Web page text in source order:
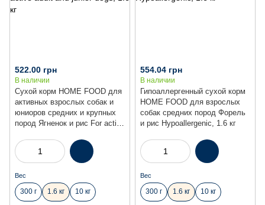
Сухой корм HOME FOOD для
активных взрослых собак и
юниоров средних и крупных
пород Ягненок и рис For active
522.00 грн
В наличии
Вес
300 г 1.6 кг 10 кг
Гипоаллергенный сухой корм
HOME FOOD для взрослых
собак средних пород Форель
и рис Hypoallergenic, 1.6 кг
554.04 грн
В наличии
Вес
300 г 1.6 кг 10 кг